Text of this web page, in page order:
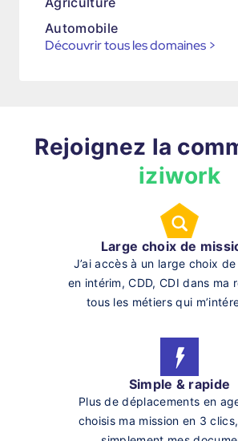
Automobile
Découvrir tous les domaines >
Rejoignez la
iziwork
Large choix de
J’ai accès à un large choix
en intérim, CDD, CDI dans ma
tous les métiers qui
Simple & rapide
Plus de déplacements en
choisis ma mission en 3